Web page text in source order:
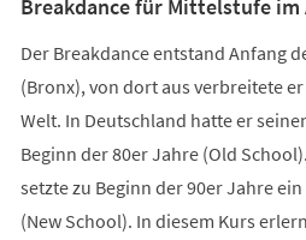
Breakdance für Mittelstufe im
Der Breakdance entstand Anfang
(Bronx), von dort aus verbreitete
Welt. In Deutschland hatte er
Beginn der 80er Jahre (Old
setzte zu Beginn der 90er Jahre
(New School). In diesem Kurs